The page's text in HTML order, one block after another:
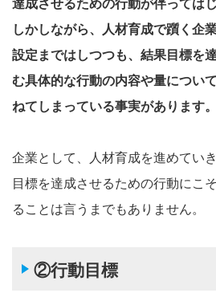
しかしながら、人材育成で躓く企
設定まではしつつも、結果目標を
む具体的な行動の内容や量につい
ねてしまっている事実があります。
企業として、人材育成を進めてい
目標を達成させるための行動にこ
ることは言うまでもありません。
②行動目標